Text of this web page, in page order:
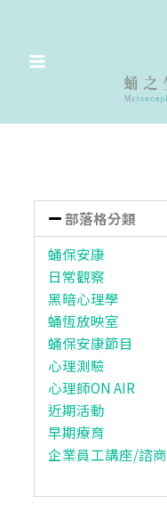
容
部落格分類
蛹保安康
日常觀察
黑暗心理學
蛹恆放映室
蛹保安康節目
心理測驗
心理師ON AIR
近期活動
早期療育
企業員工講座/諮商